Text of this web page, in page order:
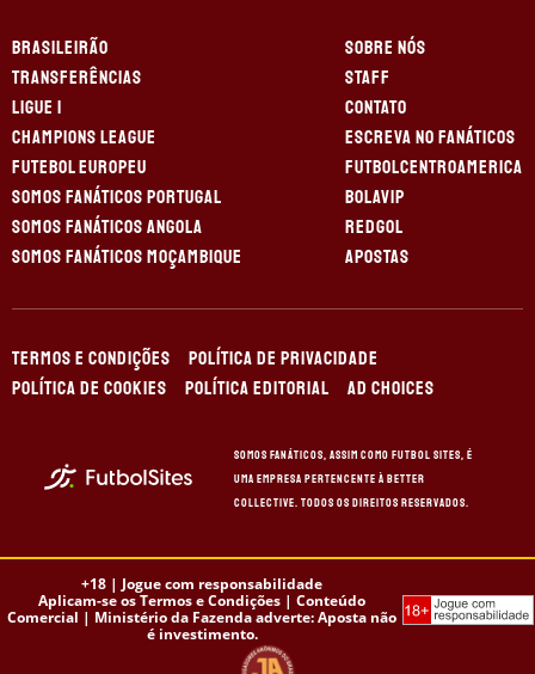
BRASILEIRÃO
TRANSFERÊNCIAS
LIGUE 1
CHAMPIONS LEAGUE
FUTEBOL EUROPEU
SOMOS FANÁTICOS PORTUGAL
SOMOS FANÁTICOS ANGOLA
SOMOS FANÁTICOS MOÇAMBIQUE
SOBRE NÓS
STAFF
CONTATO
ESCREVA NO FANÁTICOS
FUTBOLCENTROAMERICA
BOLAVIP
REDGOL
APOSTAS
TERMOS E CONDIÇÕES
POLÍTICA DE PRIVACIDADE
POLÍTICA DE COOKIES
POLÍTICA EDITORIAL AD CHOICES
Somos Fanáticos, assim como Futbol Sites, é
uma empresa pertencente à Better
Collective. Todos os direitos reservados.
+18 | Jogue com responsabilidade
Aplicam-se os Termos e Condições | Conteúdo
Comercial | Ministério da Fazenda adverte: Aposta não
é investimento.